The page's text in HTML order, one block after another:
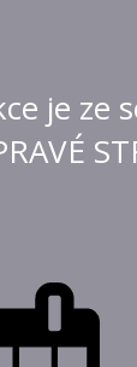
je ze